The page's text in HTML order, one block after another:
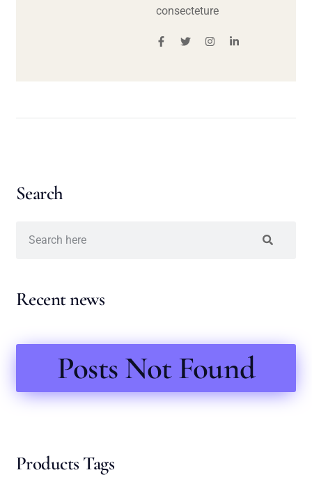
consecteture
Search
Recent news
Posts Not Found
Products Tags